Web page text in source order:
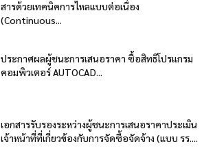
สารด้วยเทคนิคการไหลแบบต่อเนื่อง
(Continuous...
ประกาศผลผู้ชนะการเสนอราคา ซื้อสิทธิโปรแกรม
คอมพิวเตอร์ AUTOCAD...
เอกสารรับรองระหว่างผู้ชนะการเสนอราคาประเมิน
เจ้าหน้าที่ที่เกี่ยวข้องกับการจัดซื้อจัดจ้าง (แบบ รร....